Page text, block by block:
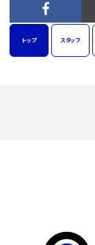
トップ スタッフ